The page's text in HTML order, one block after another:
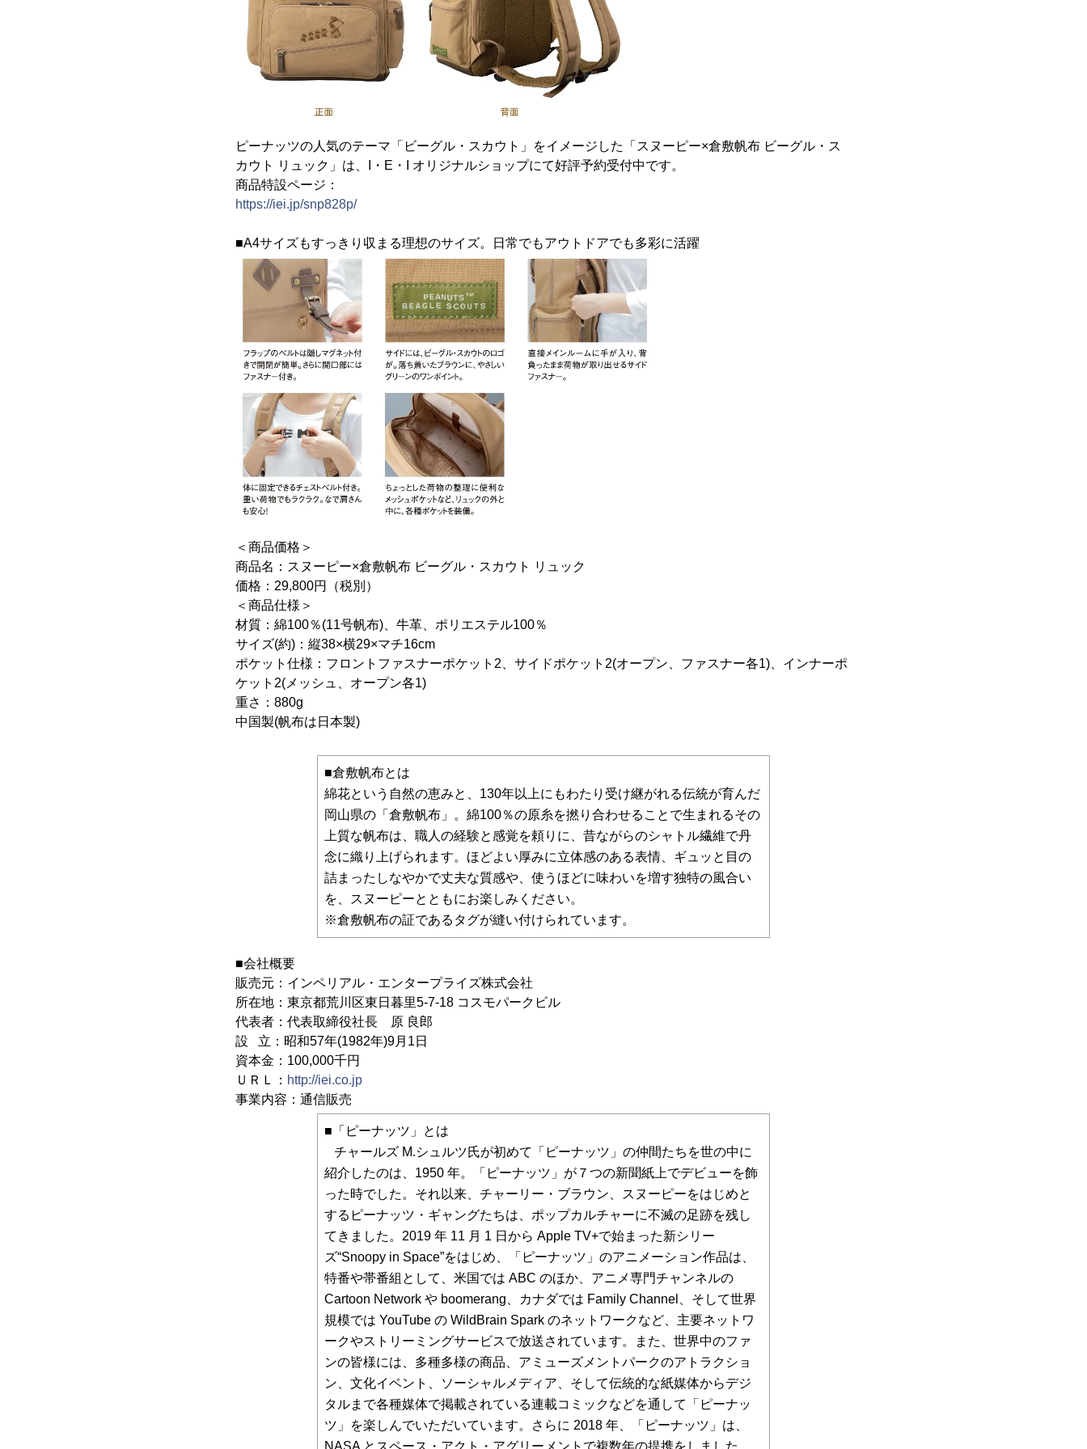
ピーナッツの人気のテーマ「ビーグル・スカウト」をイメージした「スヌーピー×倉敷帆布 ビーグル・ス
カウト リュック」は、I・E・I オリジナルショップにて好評予約受付中です。
商品特設ページ：
https://iei.jp/snp828p/
■A4サイズもすっきり収まる理想のサイズ。日常でもアウトドアでも多彩に活躍
＜商品価格＞
商品名：スヌーピー×倉敷帆布 ビーグル・スカウト リュック
価格：29,800円（税別）
＜商品仕様＞
材質：綿100％(11号帆布)、牛革、ポリエステル100％
サイズ(約)：縦38×横29×マチ16cm
ポケット仕様：フロントファスナーポケット2、サイドポケット2(オープン、ファスナー各1)、インナーポ
ケット2(メッシュ、オープン各1)
重さ：880g
中国製(帆布は日本製)
■倉敷帆布とは
綿花という自然の恵みと、130年以上にもわたり受け継がれる伝統が育んだ
岡山県の「倉敷帆布」。綿100％の原糸を撚り合わせることで生まれるその
上質な帆布は、職人の経験と感覚を頼りに、昔ながらのシャトル繊維で丹
念に織り上げられます。ほどよい厚みに立体感のある表情、ギュッと目の
詰まったしなやかで丈夫な質感や、使うほどに味わいを増す独特の風合い
を、スヌーピーとともにお楽しみください。
※倉敷帆布の証であるタグが縫い付けられています。
■会社概要
販売元：インペリアル・エンタープライズ株式会社
所在地：東京都荒川区東日暮里5-7-18 コスモパークビル
代表者：代表取締役社長 原 良郎
設 立：昭和57年(1982年)9月1日
資本金：100,000千円
ＵＲＬ： http://iei.co.jp
事業内容：通信販売
■「ピーナッツ」とは
チャールズ M.シュルツ氏が初めて「ピーナッツ」の仲間たちを世の中に
紹介したのは、1950 年。「ピーナッツ」が７つの新聞紙上でデビューを飾
った時でした。それ以来、チャーリー・ブラウン、スヌーピーをはじめと
するピーナッツ・ギャングたちは、ポップカルチャーに不滅の足跡を残し
てきました。2019 年 11 月 1 日から Apple TV+で始まった新シリー
ズ“Snoopy in Space”をはじめ、「ピーナッツ」のアニメーション作品は、
特番や帯番組として、米国では ABC のほか、アニメ専門チャンネルの
Cartoon Network や boomerang、カナダでは Family Channel、そして世界
規模では YouTube の WildBrain Spark のネットワークなど、主要ネットワ
ークやストリーミングサービスで放送されています。また、世界中のファ
ンの皆様には、多種多様の商品、アミューズメントパークのアトラクショ
ン、文化イベント、ソーシャルメディア、そして伝統的な紙媒体からデジ
タルまで各種媒体で掲載されている連載コミックなどを通して「ピーナッ
ツ」を楽しんでいただいています。さらに 2018 年、「ピーナッツ」は、
NASA とスペース・アクト・アグリーメントで複数年の提携をしました。